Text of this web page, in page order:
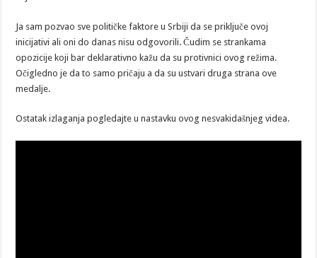
Ja sam pozvao sve političke faktore u Srbiji da se priključe ovoj
inicijativi ali oni do danas nisu odgovorili. Čudim se strankama
opozicije koji bar deklarativno kažu da su protivnici ovog režima.
Očigledno je da to samo pričaju a da su ustvari druga strana ove
medalje.
Ostatak izlaganja pogledajte u nastavku ovog nesvakidašnjeg videa.